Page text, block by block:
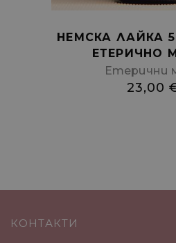
НЕМСКА ЛАЙКА 5
ЕТЕРИЧНО
Етерични
23,00
КОНТАКТИ